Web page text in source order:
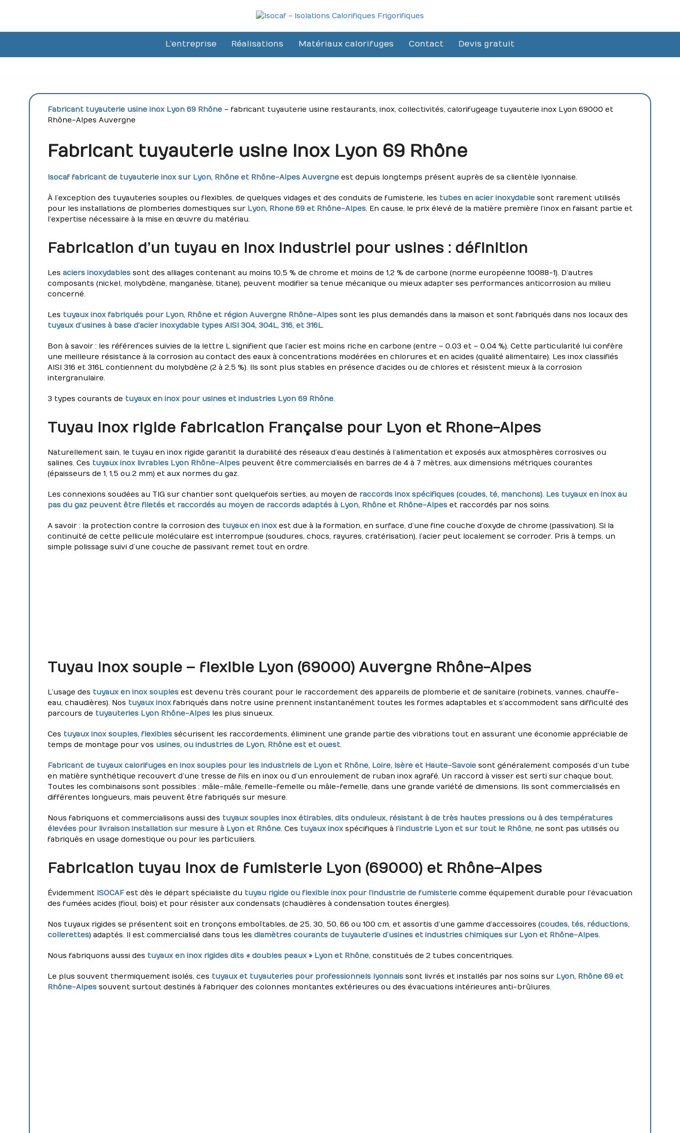
L’entreprise Réalisations Matériaux calorifuges Contact Devis gratuit
Fabricant tuyauterie usine inox Lyon 69 Rhône – fabricant tuyauterie usine restaurants, inox, collectivités, calorifugeage tuyauterie inox Lyon 69000 et
Rhône-Alpes Auvergne
Fabricant tuyauterie usine inox Lyon 69 Rhône
Isocaf fabricant de tuyauterie inox sur Lyon, Rhône et Rhône-Alpes Auvergne est depuis longtemps présent auprès de sa clientèle lyonnaise.
À l’exception des tuyauteries souples ou flexibles, de quelques vidages et des conduits de fumisterie, les tubes en acier inoxydable sont rarement utilisés
pour les installations de plomberies domestiques sur Lyon, Rhone 69 et Rhône-Alpes. En cause, le prix élevé de la matière première l’inox en faisant partie et
l’expertise nécessaire à la mise en œuvre du matériau.
Fabrication d’un tuyau en inox industriel pour usines : définition
Les aciers inoxydables sont des alliages contenant au moins 10,5 % de chrome et moins de 1,2 % de carbone (norme européenne 10088-1). D’autres
composants (nickel, molybdène, manganèse, titane), peuvent modifier sa tenue mécanique ou mieux adapter ses performances anticorrosion au milieu
concerné.
Les tuyaux inox fabriqués pour Lyon, Rhône et région Auvergne Rhône-Alpes sont les plus demandés dans la maison et sont fabriqués dans nos locaux des
tuyaux d’usines à base d’acier inoxydable types AISI 304, 304L, 316, et 316L.
Bon à savoir : les références suivies de la lettre L signifient que l’acier est moins riche en carbone (entre – 0,03 et – 0,04 %). Cette particularité lui confère
une meilleure résistance à la corrosion au contact des eaux à concentrations modérées en chlorures et en acides (qualité alimentaire). Les inox classifiés
AISI 316 et 316L contiennent du molybdène (2 à 2,5 %). Ils sont plus stables en présence d’acides ou de chlores et résistent mieux à la corrosion
intergranulaire.
3 types courants de tuyaux en inox pour usines et industries Lyon 69 Rhône.
Tuyau inox rigide fabrication Française pour Lyon et Rhone-Alpes
Naturellement sain, le tuyau en inox rigide garantit la durabilité des réseaux d’eau destinés à l’alimentation et exposés aux atmosphères corrosives ou
salines. Ces tuyaux inox livrables Lyon Rhône-Alpes peuvent être commercialisés en barres de 4 à 7 mètres, aux dimensions métriques courantes
(épaisseurs de 1, 1,5 ou 2 mm) et aux normes du gaz.
Les connexions soudées au TIG sur chantier sont quelquefois serties, au moyen de raccords inox spécifiques (coudes, té, manchons). Les tuyaux en inox au
pas du gaz peuvent être filetés et raccordés au moyen de raccords adaptés à Lyon, Rhône et Rhône-Alpes et raccordés par nos soins.
A savoir : la protection contre la corrosion des tuyaux en inox est due à la formation, en surface, d’une fine couche d’oxyde de chrome (passivation). Si la
continuité de cette pellicule moléculaire est interrompue (soudures, chocs, rayures, cratérisation), l’acier peut localement se corroder. Pris à temps, un
simple polissage suivi d’une couche de passivant remet tout en ordre.
Tuyau inox souple – flexible Lyon (69000) Auvergne Rhône-Alpes
L’usage des tuyaux en inox souples est devenu très courant pour le raccordement des appareils de plomberie et de sanitaire (robinets, vannes, chauffe-
eau, chaudières). Nos tuyaux inox fabriqués dans notre usine prennent instantanément toutes les formes adaptables et s’accommodent sans difficulté des
parcours de tuyauteries Lyon Rhône-Alpes les plus sinueux.
Ces tuyaux inox souples, flexibles sécurisent les raccordements, éliminent une grande partie des vibrations tout en assurant une économie appréciable de
temps de montage pour vos usines, ou industries de Lyon, Rhône est et ouest.
Fabricant de tuyaux calorifuges en inox souples pour les industriels de Lyon et Rhône, Loire, Isère et Haute-Savoie sont généralement composés d’un tube
en matière synthétique recouvert d’une tresse de fils en inox ou d’un enroulement de ruban inox agrafé. Un raccord à visser est serti sur chaque bout.
Toutes les combinaisons sont possibles : mâle-mâle, femelle-femelle ou mâle-femelle, dans une grande variété de dimensions. Ils sont commercialisés en
différentes longueurs, mais peuvent être fabriqués sur mesure.
Nous fabriquons et commercialisons aussi des tuyaux souples inox étirables, dits onduleux, résistant à de très hautes pressions ou à des températures
élevées pour livraison installation sur mesure à Lyon et Rhône. Ces tuyaux inox spécifiques à l’industrie Lyon et sur tout le Rhône, ne sont pas utilisés ou
fabriqués en usage domestique ou pour les particuliers.
Fabrication tuyau inox de fumisterie Lyon (69000) et Rhône-Alpes
Évidemment ISOCAFest dès le départ spécialiste du tuyau rigide ou flexible inox pour l’industrie de fumisterie comme équipement durable pour l’évacuation
des fumées acides (fioul, bois) et pour résister aux condensats (chaudières à condensation toutes énergies).
Nos tuyaux rigides se présentent soit en tronçons emboîtables, de 25, 30, 50, 66 ou 100 cm, et assortis d’une gamme d’accessoires (coudes, tés, réductions,
collerettes) adaptés. Il est commercialisé dans tous les diamètres courants de tuyauterie d’usines et industries chimiques sur Lyon et Rhône-Alpes.
Nous fabriquons aussi des tuyaux en inox rigides dits « doubles peaux » Lyon et Rhône, constitués de 2 tubes concentriques.
Le plus souvent thermiquement isolés, ces tuyaux et tuyauteries pour professionnels lyonnais sont livrés et installés par nos soins sur Lyon, Rhône 69 et
Rhône-Alpes souvent surtout destinés à fabriquer des colonnes montantes extérieures ou des évacuations intérieures anti-brûlures.